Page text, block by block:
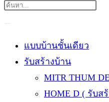
แบบบ้านชั้นเดียว
รับสร้างบ้าน
MITR THUM
HOME D ( รับส